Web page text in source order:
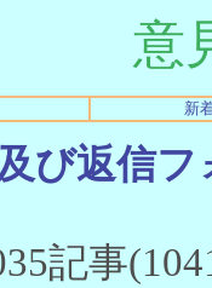
意
新
び返信
記事